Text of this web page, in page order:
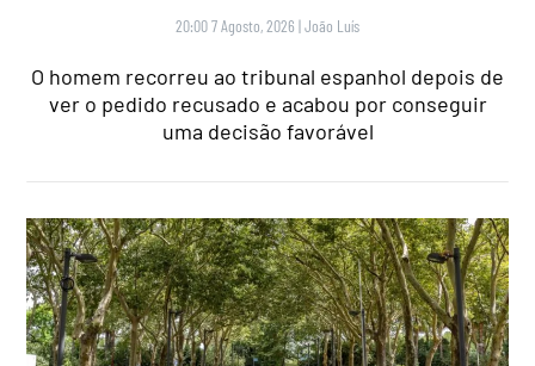
20:00 7 Agosto, 2026 |João Luís
O homem recorreu ao tribunal espanhol depois de
ver o pedido recusado e acabou por conseguir
uma decisão favorável